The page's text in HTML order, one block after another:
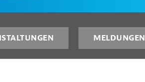
MELDUNGEN